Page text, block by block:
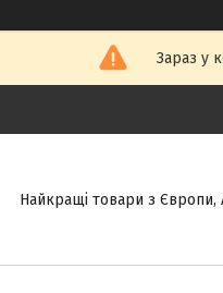
Зараз у
Найкращі товари з Європи,